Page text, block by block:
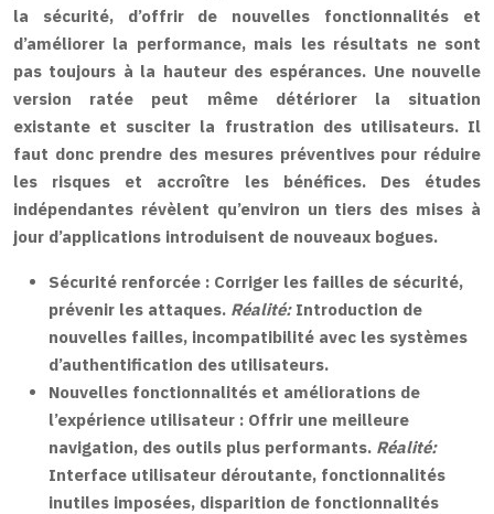
la sécurité, d’offrir de nouvelles fonctionnalités et
d’améliorer la performance, mais les résultats ne sont
pas toujours à la hauteur des espérances. Une nouvelle
version ratée peut même détériorer la situation
existante et susciter la frustration des utilisateurs. Il
faut donc prendre des mesures préventives pour réduire
les risques et accroître les bénéfices. Des études
indépendantes révèlent qu’environ un tiers des mises à
jour d’applications introduisent de nouveaux bogues.
Sécurité renforcée : Corriger les failles de sécurité,
prévenir les attaques. Réalité: Introduction de
nouvelles failles, incompatibilité avec les systèmes
d’authentification des utilisateurs.
Nouvelles fonctionnalités et améliorations de
l’expérience utilisateur : Offrir une meilleure
navigation, des outils plus performants. Réalité:
Interface utilisateur déroutante, fonctionnalités
inutiles imposées, disparition de fonctionnalités